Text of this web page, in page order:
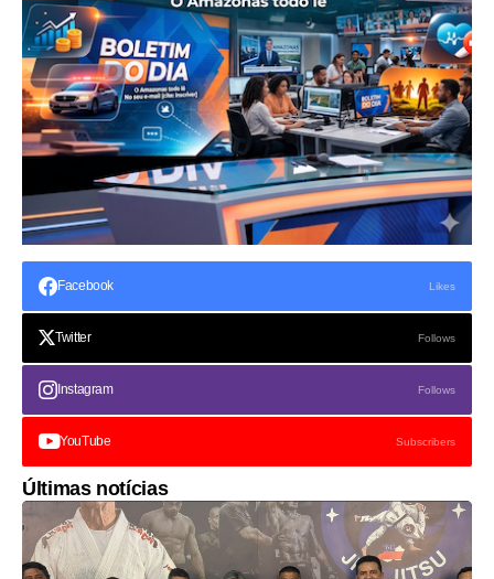
Facebook Likes
Twitter Follows
Instagram Follows
YouTube Subscribers
Últimas notícias